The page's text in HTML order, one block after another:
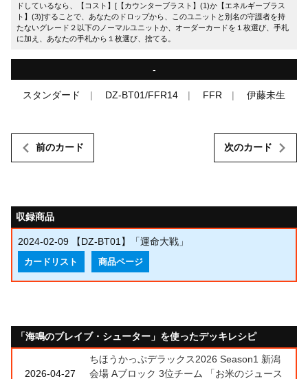
ドしているなら、【コスト】[【カウンターブラスト】(1)か【エネルギーブラス
ト】(3)]することで、あなたのドロップから、このユニットと別名の守護者を持
たないグレード２以下のノーマルユニットか、オーダーカードを１枚選び、手札
に加え、あなたの手札から１枚選び、捨てる。
-
スタンダード DZ-BT01/FFR14 FFR 伊藤未生
前のカード 次のカード
収録商品
2024-02-09 【DZ-BT01】「運命大戦」
カードリスト 商品ページ
「海鳴のブレイブ・シューター」を使ったデッキレシピ
2026-04-27
ちほうかっぷデラックス2026 Season1 新潟
会場 Aブロック 3位チーム 「お米のジュース